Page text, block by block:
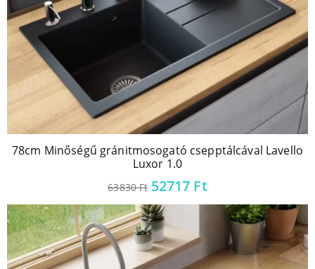
78cm Minőségű gránitmosogató csepptálcával Lavello
Luxor 1.0
63830Ft 52717 Ft